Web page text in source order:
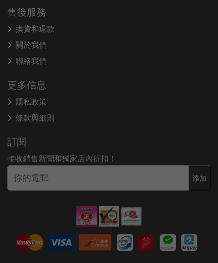
售後服務
換貨和退款
關於我們
聯絡我們
更多信息
隱私政策
條款與細則
訂閱
接收銷售新聞和獨家店內折扣！
添加